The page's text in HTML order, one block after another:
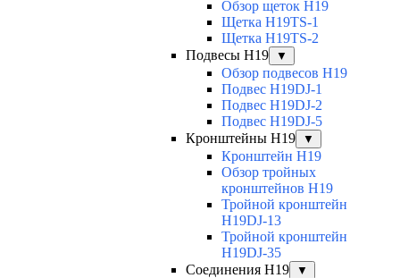
Обзор щеток H19
Щетка H19TS-1
Щетка H19TS-2
Подвесы H19
▼
Обзор подвесов H19
Подвес H19DJ-1
Подвес H19DJ-2
Подвес H19DJ-5
Кронштейны H19
▼
Кронштейн H19
Обзор тройных
кронштейнов H19
Тройной кронштейн
H19DJ-13
Тройной кронштейн
H19DJ-35
Соединения H19
▼